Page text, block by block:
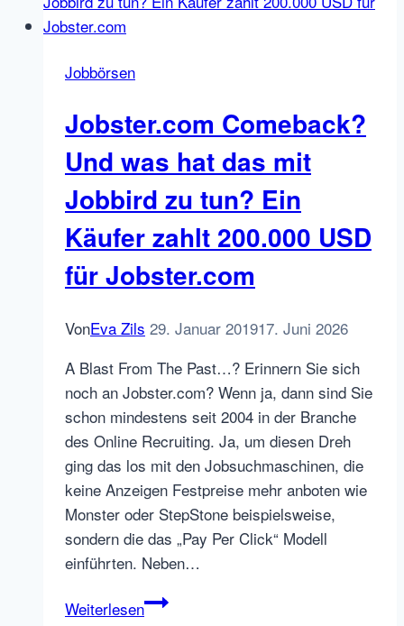
Jobbörsen
Jobster.com Comeback?
Und was hat das mit
Jobbird zu tun? Ein
Käufer zahlt 200.000 USD
für Jobster.com
VonEva Zils 29. Januar 201917. Juni 2026
A Blast From The Past…? Erinnern Sie sich
noch an Jobster.com? Wenn ja, dann sind Sie
schon mindestens seit 2004 in der Branche
des Online Recruiting. Ja, um diesen Dreh
ging das los mit den Jobsuchmaschinen, die
keine Anzeigen Festpreise mehr anboten wie
Monster oder StepStone beispielsweise,
sondern die das „Pay Per Click“ Modell
einführten. Neben…
WeiterlesenJobster.com